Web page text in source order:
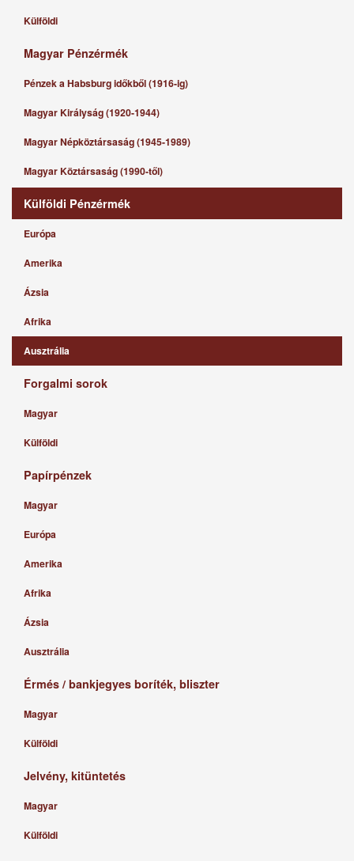
Külföldi
Magyar Pénzérmék
Pénzek a Habsburg időkből (1916-ig)
Magyar Királyság (1920-1944)
Magyar Népköztársaság (1945-1989)
Magyar Köztársaság (1990-től)
Külföldi Pénzérmék
Európa
Amerika
Ázsia
Afrika
Ausztrália
Forgalmi sorok
Magyar
Külföldi
Papírpénzek
Magyar
Európa
Amerika
Afrika
Ázsia
Ausztrália
Érmés / bankjegyes boríték, bliszter
Magyar
Külföldi
Jelvény, kitüntetés
Magyar
Külföldi